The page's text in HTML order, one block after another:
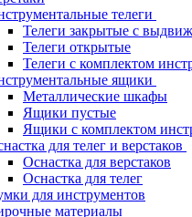
телеги
Телеги закрытые с
Телеги открытые
Телеги с комплектом
ящики
Металлические шкафы
Ящики пустые
Ящики с комплектом
для телег и верстаков
Оснастка для верстаков
Оснастка для телег
для инструментов